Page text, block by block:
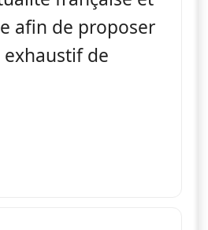
afin de proposer
de